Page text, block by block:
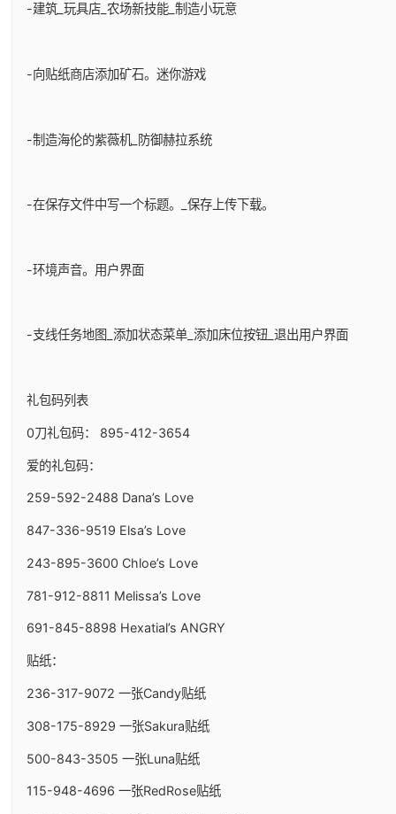
-建筑_玩具店_农场新技能_制造小玩意
-向贴纸商店添加矿石。迷你游戏
-制造海伦的紫薇机_防御赫拉系统
-在保存文件中写一个标题。_保存上传下载。
-环境声音。用户界面
-支线任务地图_添加状态菜单_添加床位按钮_退出用户界面
礼包码列表
0刀礼包码： 895-412-3654
爱的礼包码：
259-592-2488 Dana’s Love
847-336-9519 Elsa’s Love
243-895-3600 Chloe’s Love
781-912-8811 Melissa’s Love
691-845-8898 Hexatial’s ANGRY
贴纸：
236-317-9072 一张Candy贴纸
308-175-8929 一张Sakura贴纸
500-843-3505 一张Luna贴纸
115-948-4696 一张RedRose贴纸